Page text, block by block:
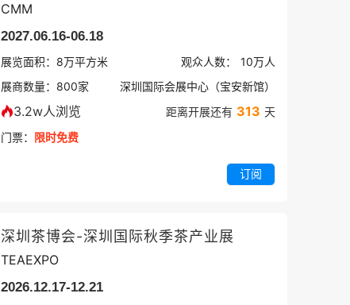
CMM
2027.06.16-06.18
展览面积： 8万平方米 观众人数： 10万人
展商数量： 800家 深圳国际会展中心（宝安新馆）
3.2w人浏览 距离开展还有 313 天
门票： 限时免费
订阅
深圳茶博会-深圳国际秋季茶产业展
TEAEXPO
2026.12.17-12.21